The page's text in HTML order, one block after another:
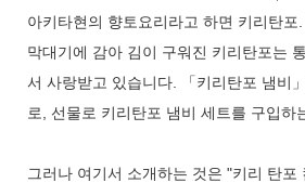
아키타현의 향토요리라고 하면 키리탄포
막대기에 감아 김이 구워진 키리탄포는
서 사랑받고 있습니다. 「키리탄포 냄비
로, 선물로 키리탄포 냄비 세트를 구입하
그러나 여기서 소개하는 것은 "키리 탄포